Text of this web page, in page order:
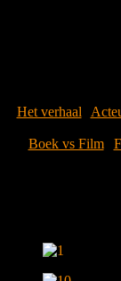
Het verhaal
Boek vs Film|